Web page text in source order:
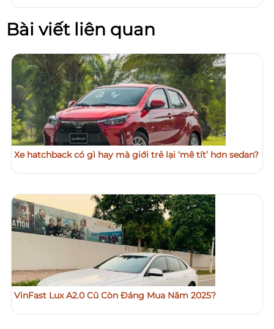
Bài viết liên quan
Xe hatchback có gì hay mà giới trẻ lại ‘mê tít’ hơn sedan?
VinFast Lux A2.0 Cũ Còn Đáng Mua Năm 2025?